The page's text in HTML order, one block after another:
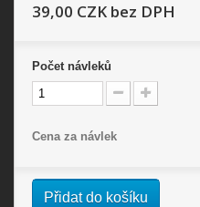
39,00 CZK bez DPH
Počet návleků
Cena za návlek
Přidat do košíku